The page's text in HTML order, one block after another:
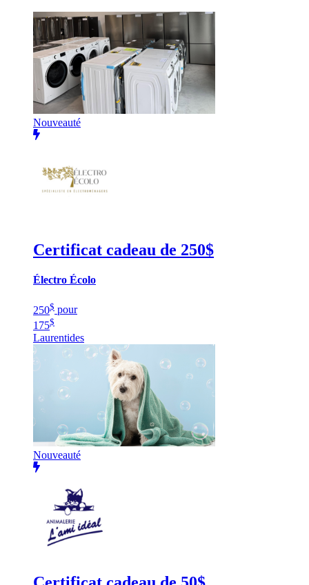
Nouveauté
Certificat cadeau de 250$
Électro Écolo
250$ pour
175$
Laurentides
Nouveauté